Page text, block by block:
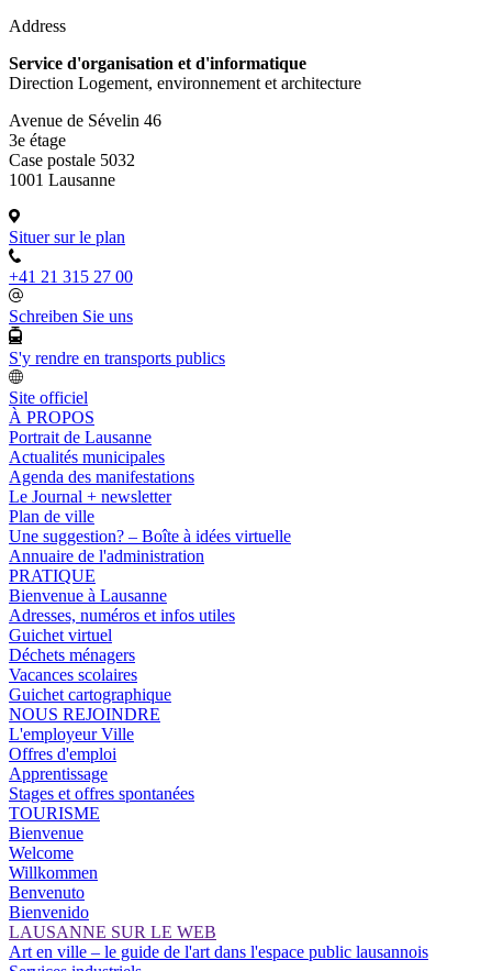
Address
Service d'organisation et d'informatique
Direction Logement, environnement et architecture
Avenue de Sévelin 46
3e étage
Case postale 5032
1001 Lausanne
Situer sur le plan
+41 21 315 27 00
Schreiben Sie uns
S'y rendre en transports publics
Site officiel
À PROPOS
Portrait de Lausanne
Actualités municipales
Agenda des manifestations
Le Journal + newsletter
Plan de ville
Une suggestion? – Boîte à idées virtuelle
Annuaire de l'administration
PRATIQUE
Bienvenue à Lausanne
Adresses, numéros et infos utiles
Guichet virtuel
Déchets ménagers
Vacances scolaires
Guichet cartographique
NOUS REJOINDRE
L'employeur Ville
Offres d'emploi
Apprentissage
Stages et offres spontanées
TOURISME
Bienvenue
Welcome
Willkommen
Benvenuto
Bienvenido
LAUSANNE SUR LE WEB
Art en ville – le guide de l'art dans l'espace public lausannois